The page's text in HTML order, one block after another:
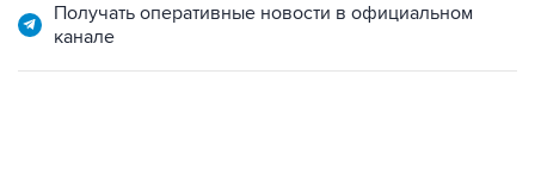
Получать оперативные новости в официальном
канале